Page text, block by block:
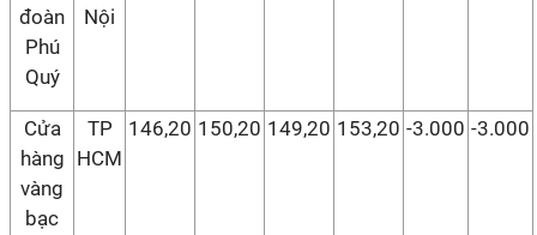
đoàn
Phú
Quý
Nội
Cửa
hàng
vàng
bạc
TP
HCM
146,20 150,20 149,20 153,20 -3.000 -3.000